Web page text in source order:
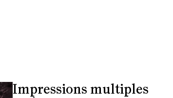
Impressions multiples